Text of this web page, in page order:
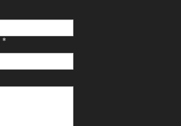
*